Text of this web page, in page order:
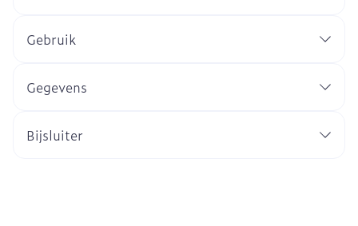
Gebruik
Gegevens
Bijsluiter